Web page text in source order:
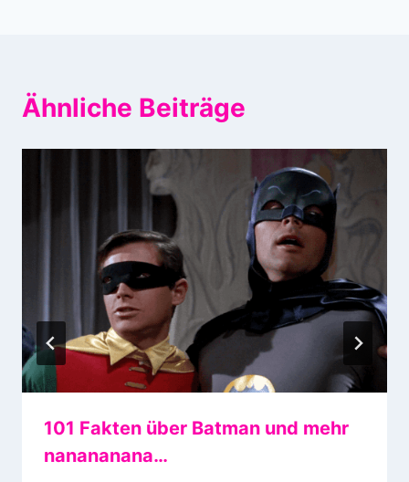
Ähnliche Beiträge
101 Fakten über Batman und mehr
nanananana…